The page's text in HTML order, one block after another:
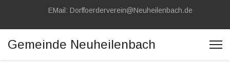
EMail: Dorffoerderverein@Neuheilenbach.de
Gemeinde Neuheilenbach